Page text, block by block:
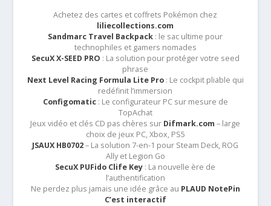
Achetez des cartes et coffrets Pokémon chez
liliecollections.com
Sandmarc Travel Backpack : le sac ultime pour
technophiles et gamers nomades
SecuX X-SEED PRO : La solution pour protéger votre seed
phrase
Next Level Racing Formula Lite Pro: Le cockpit pliable qui
redéfinit l’immersion
Configomatic: Le configurateur PC sur mesure de
TopAchat
Jeux vidéo et clés CD pas chères sur Difmark.com – large
choix de jeux PC, Xbox, PS5
JSAUX HB0702– La solution 7-en-1 pour Steam Deck, ROG
Ally et Legion Go
SecuX PUFido Clife Key : La nouvelle ère de
l’authentification
Ne perdez plus jamais une idée grâce au PLAUD NotePin
C’est interactif